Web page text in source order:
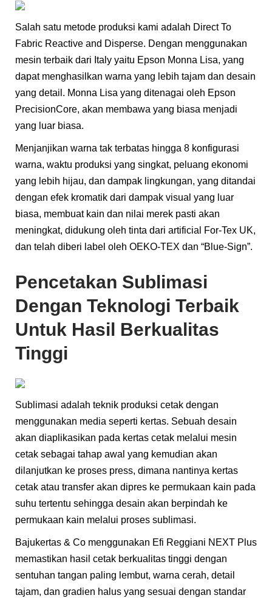
Salah satu metode produksi kami adalah Direct To
Fabric Reactive and Disperse. Dengan menggunakan
mesin terbaik dari Italy yaitu Epson Monna Lisa, yang
dapat menghasilkan warna yang lebih tajam dan desain
yang detail. Monna Lisa yang ditenagai oleh Epson
PrecisionCore, akan membawa yang biasa menjadi
yang luar biasa.
Menjanjikan warna tak terbatas hingga 8 konfigurasi
warna, waktu produksi yang singkat, peluang ekonomi
yang lebih hijau, dan dampak lingkungan, yang ditandai
dengan efek kromatik dari dampak visual yang luar
biasa, membuat kain dan nilai merek pasti akan
meningkat, didukung oleh tinta dari artificial For-Tex UK,
dan telah diberi label oleh OEKO-TEX dan “Blue-Sign”.
Pencetakan Sublimasi
Dengan Teknologi Terbaik
Untuk Hasil Berkualitas
Tinggi
Sublimasi adalah teknik produksi cetak dengan
menggunakan media seperti kertas. Sebuah desain
akan diaplikasikan pada kertas cetak melalui mesin
cetak sebagai tahap awal yang kemudian akan
dilanjutkan ke proses press, dimana nantinya kertas
cetak atau transfer akan dipres ke permukaan kain pada
suhu tertentu sehingga desain akan berpindah ke
permukaan kain melalui proses sublimasi.
Bajukertas & Co menggunakan Efi Reggiani NEXT Plus
memastikan hasil cetak berkualitas tinggi dengan
sentuhan tangan paling lembut, warna cerah, detail
tajam, dan gradien halus yang sesuai dengan standar